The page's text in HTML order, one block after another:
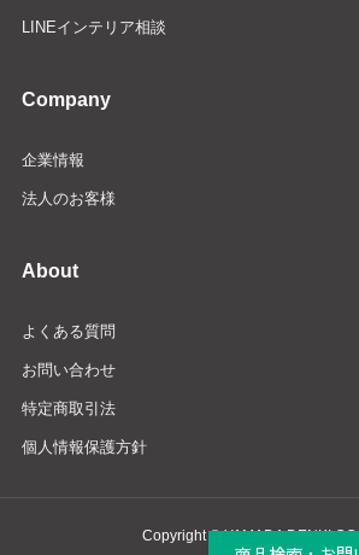
LINEインテリア相談
Company
企業情報
法人のお客様
About
よくある質問
お問い合わせ
特定商取引法
個人情報保護方針
Copyright © YAMADA DENKI